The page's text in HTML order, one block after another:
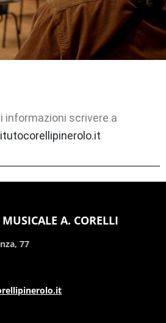
informazioni scrivere a
A. CORELLI
77